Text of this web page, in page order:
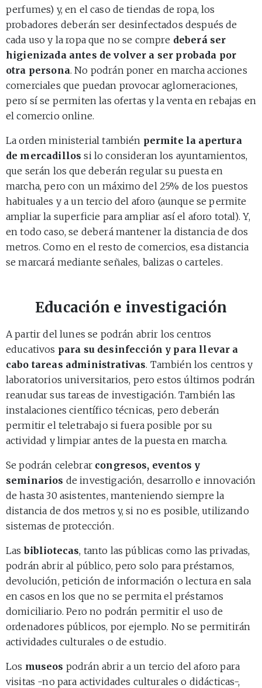
perfumes) y, en el caso de tiendas de ropa, los
probadores deberán ser desinfectados después de
cada uso y la ropa que no se compre deberá ser
higienizada antes de volver a ser probada por
otra persona. No podrán poner en marcha acciones
comerciales que puedan provocar aglomeraciones,
pero sí se permiten las ofertas y la venta en rebajas en
el comercio online.
La orden ministerial también permite la apertura
de mercadillos si lo consideran los ayuntamientos,
que serán los que deberán regular su puesta en
marcha, pero con un máximo del 25% de los puestos
habituales y a un tercio del aforo (aunque se permite
ampliar la superficie para ampliar así el aforo total). Y,
en todo caso, se deberá mantener la distancia de dos
metros. Como en el resto de comercios, esa distancia
se marcará mediante señales, balizas o carteles.
Educación e investigación
A partir del lunes se podrán abrir los centros
educativos para su desinfección y para llevar a
cabo tareas administrativas. También los centros y
laboratorios universitarios, pero estos últimos podrán
reanudar sus tareas de investigación. También las
instalaciones científico técnicas, pero deberán
permitir el teletrabajo si fuera posible por su
actividad y limpiar antes de la puesta en marcha.
Se podrán celebrar congresos, eventos y
seminarios de investigación, desarrollo e innovación
de hasta 30 asistentes, manteniendo siempre la
distancia de dos metros y, si no es posible, utilizando
sistemas de protección.
Lasbibliotecas, tanto las públicas como las privadas,
podrán abrir al público, pero solo para préstamos,
devolución, petición de información o lectura en sala
en casos en los que no se permita el préstamos
domiciliario. Pero no podrán permitir el uso de
ordenadores públicos, por ejemplo. No se permitirán
actividades culturales o de estudio.
Los museos podrán abrir a un tercio del aforo para
visitas -no para actividades culturales o didácticas-,